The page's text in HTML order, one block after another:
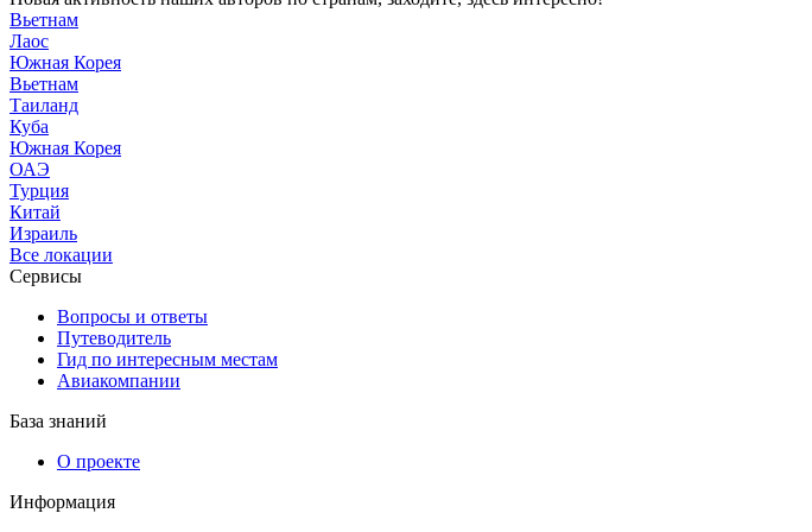
Вьетнам
Лаос
Южная Корея
Вьетнам
Таиланд
Куба
Южная Корея
ОАЭ
Турция
Китай
Израиль
Все локации
Сервисы
Вопросы и ответы
Путеводитель
Гид по интересным местам
Авиакомпании
База знаний
О проекте
Информация